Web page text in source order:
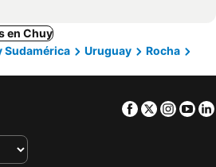
en Chuy
Sudamérica Uruguay
Rocha
Facebook
Twitter